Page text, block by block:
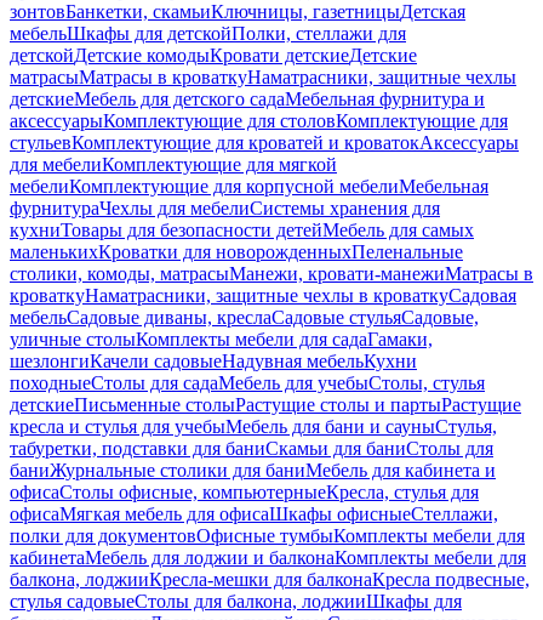
зонтовБанкетки, скамьиКлючницы, газетницыДетская
мебельШкафы для детскойПолки, стеллажи для
детскойДетские комодыКровати детскиеДетские
матрасыМатрасы в кроваткуНаматрасники, защитные чехлы
детскиеМебель для детского садаМебельная фурнитура и
аксессуарыКомплектующие для столовКомплектующие для
стульевКомплектующие для кроватей и кроватокАксессуары
для мебелиКомплектующие для мягкой
мебелиКомплектующие для корпусной мебелиМебельная
фурнитураЧехлы для мебелиСистемы хранения для
кухниТовары для безопасности детейМебель для самых
маленькихКроватки для новорожденныхПеленальные
столики, комоды, матрасыМанежи, кровати-манежиМатрасы в
кроваткуНаматрасники, защитные чехлы в кроваткуСадовая
мебельСадовые диваны, креслаСадовые стульяСадовые,
уличные столыКомплекты мебели для садаГамаки,
шезлонгиКачели садовыеНадувная мебельКухни
походныеСтолы для садаМебель для учебыСтолы, стулья
детскиеПисьменные столыРастущие столы и партыРастущие
кресла и стулья для учебыМебель для бани и сауныСтулья,
табуретки, подставки для баниСкамьи для баниСтолы для
баниЖурнальные столики для баниМебель для кабинета и
офисаСтолы офисные, компьютерныеКресла, стулья для
офисаМягкая мебель для офисаШкафы офисныеСтеллажи,
полки для документовОфисные тумбыКомплекты мебели для
кабинетаМебель для лоджии и балконаКомплекты мебели для
балкона, лоджииКресла-мешки для балконаКресла подвесные,
стулья садовыеСтолы для балкона, лоджииШкафы для